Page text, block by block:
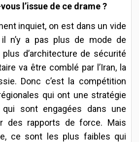
l’issue de ce drame ?
inquiet, on est dans un vide
n’y a pas plus de mode de
plus d’architecture de sécurité
va être comblé par l’Iran, la
Donc c’est la compétition
qui ont une stratégie
qui sont engagées dans une
des rapports de force. Mais
ce sont les plus faibles qui